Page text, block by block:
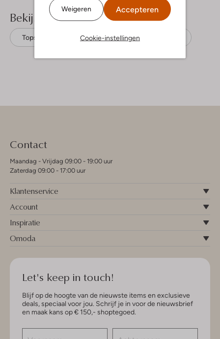
Weigeren Accepteren
Cookie-instellingen
Bekijk meer
Tops Greek Archaic Kori
Contact
Maandag - Vrijdag 09:00 - 19:00 uur
Zaterdag 09:00 - 17:00 uur
Klantenservice
Account
Inspiratie
Omoda
Let's keep in touch!
Blijf op de hoogte van de nieuwste items en exclusieve
deals, speciaal voor jou. Schrijf je in voor de nieuwsbrief
en maak kans op € 150,- shoptegoed.